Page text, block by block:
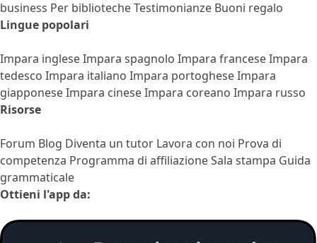
business Per bibliotecheTestimonianze Buoni regalo
Lingue popolari
Impara ingleseImpara spagnolo Impara franceseImpara
tedesco Impara italiano Impara portogheseImpara
giapponeseImpara cineseImpara coreano Impara russo
Risorse
Forum Blog Diventa un tutor Lavora con noi Prova di
competenza Programma di affiliazioneSala stampa Guida
grammaticale
Ottieni l'app da: